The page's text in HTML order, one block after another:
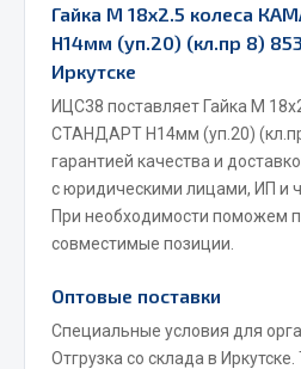
Коробка передач ZF
Весь раздел
Запчасти МАЗ
Система питания
Подвеска
Тормозная система
Двери
Гайка М 18х2.5 колеса
Н14мм (уп.20) (кл.пр 8)
Иркутске
ИЦС38 поставляет Гайка М
СТАНДАРТ Н14мм (уп.20)
гарантией качества и
с юридическими лицами, ИП и
При необходимости поможем
совместимые позиции.
Оптовые поставки
Специальные условия для
Отгрузка со склада в Иркутске.